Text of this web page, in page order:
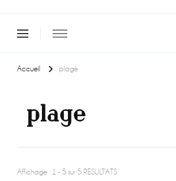
Accueil plage
plage
Affichage : 1 - 5 sur 5 RÉSULTATS